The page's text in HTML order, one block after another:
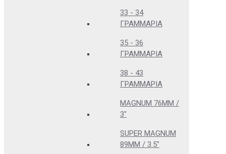
33 - 34
ΓΡΑΜΜΆΡΙΑ
35 - 36
ΓΡΑΜΜΆΡΙΑ
38 - 43
ΓΡΑΜΜΆΡΙΑ
MAGNUM 76MM /
3"
SUPER MAGNUM
89MM / 3.5"